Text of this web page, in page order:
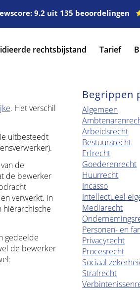
9.2 uit 135 beoordelingen
rechtsbijstand Tarief
. Het verschil
uitbesteedt
de
de bewerker
verwerkt. In
hiërarchische
gedeelde
de bewerker
Begrippen
Algemeen
Arbeidsrecht
Bestuursrecht
Erfrecht
Goederenrecht
Huurrecht
Incasso
Intellectueel
Mediarecht
Personen- en
Privacyrecht
Procesrecht
Sociaal
Strafrecht